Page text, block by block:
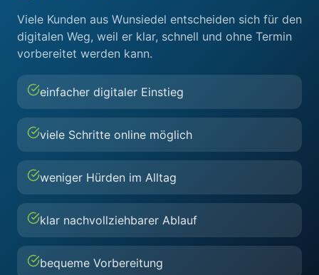
Viele Kunden aus Wunsiedel entscheiden sich für den
digitalen Weg, weil er klar, schnell und ohne Termin
vorbereitet werden kann.
einfacher digitaler Einstieg
viele Schritte online möglich
weniger Hürden im Alltag
klar nachvollziehbarer Ablauf
bequeme Vorbereitung